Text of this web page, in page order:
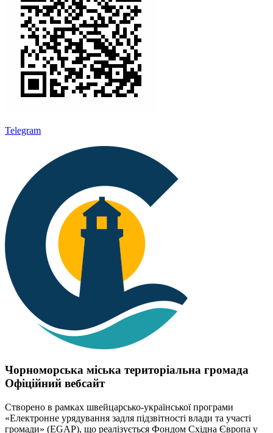
Telegram
Чорноморська міська територіальна громада
Офіційний вебсайт
Створено в рамках швейцарсько-української програми
«Електронне урядування задля підзвітності влади та участі
громади» (EGAP), що реалізується Фондом Східна Європа у